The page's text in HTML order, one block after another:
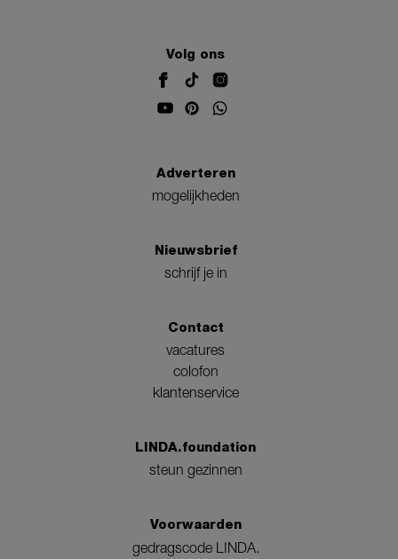
Volg ons
Adverteren
mogelijkheden
Nieuwsbrief
schrijf je in
Contact
vacatures
colofon
klantenservice
LINDA.foundation
steun gezinnen
Voorwaarden
gedragscode LINDA.